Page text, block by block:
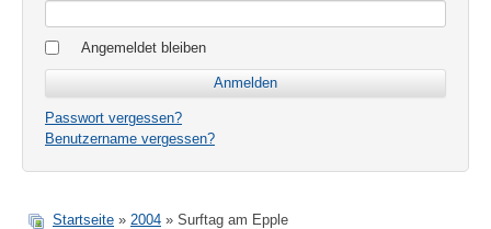
Angemeldet bleiben
Passwort vergessen?
Benutzername vergessen?
Startseite » 2004 » Surftag am Epple